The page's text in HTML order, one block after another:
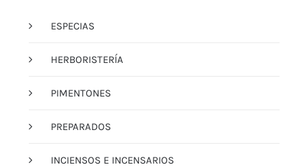
ESPECIAS
HERBORISTERÍA
PIMENTONES
PREPARADOS
INCIENSOS E INCENSARIOS